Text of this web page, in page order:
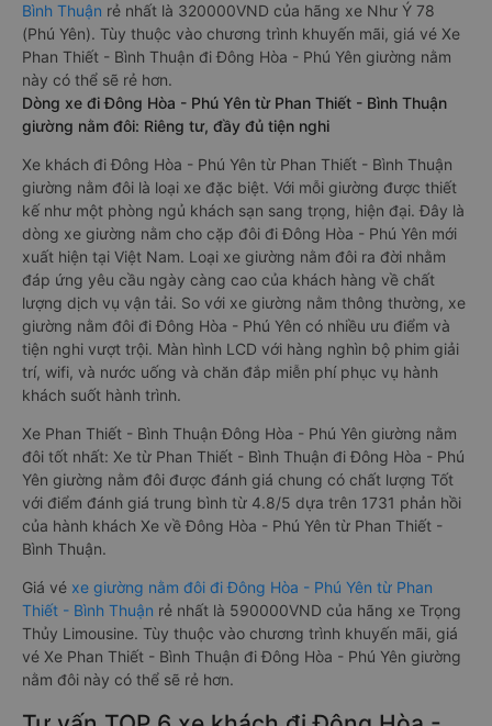
Bình Thuận rẻ nhất là 320000VND của hãng xe Như Ý 78
(Phú Yên). Tùy thuộc vào chương trình khuyến mãi, giá vé Xe
Phan Thiết - Bình Thuận đi Đông Hòa - Phú Yên giường nằm
này có thể sẽ rẻ hơn.
Dòng xe đi Đông Hòa - Phú Yên từ Phan Thiết - Bình Thuận
giường nằm đôi: Riêng tư, đầy đủ tiện nghi
Xe khách đi Đông Hòa - Phú Yên từ Phan Thiết - Bình Thuận
giường nằm đôi là loại xe đặc biệt. Với mỗi giường được thiết
kế như một phòng ngủ khách sạn sang trọng, hiện đại. Đây là
dòng xe giường nằm cho cặp đôi đi Đông Hòa - Phú Yên mới
xuất hiện tại Việt Nam. Loại xe giường nằm đôi ra đời nhằm
đáp ứng yêu cầu ngày càng cao của khách hàng về chất
lượng dịch vụ vận tải. So với xe giường nằm thông thường, xe
giường nằm đôi đi Đông Hòa - Phú Yên có nhiều ưu điểm và
tiện nghi vượt trội. Màn hình LCD với hàng nghìn bộ phim giải
trí, wifi, và nước uống và chăn đắp miễn phí phục vụ hành
khách suốt hành trình.
Xe Phan Thiết - Bình Thuận Đông Hòa - Phú Yên giường nằm
đôi tốt nhất: Xe từ Phan Thiết - Bình Thuận đi Đông Hòa - Phú
Yên giường nằm đôi được đánh giá chung có chất lượng Tốt
với điểm đánh giá trung bình từ 4.8/5 dựa trên 1731 phản hồi
của hành khách Xe về Đông Hòa - Phú Yên từ Phan Thiết -
Bình Thuận.
Giá vé xe giường nằm đôi đi Đông Hòa - Phú Yên từ Phan
Thiết - Bình Thuận rẻ nhất là 590000VND của hãng xe Trọng
Thủy Limousine. Tùy thuộc vào chương trình khuyến mãi, giá
vé Xe Phan Thiết - Bình Thuận đi Đông Hòa - Phú Yên giường
nằm đôi này có thể sẽ rẻ hơn.